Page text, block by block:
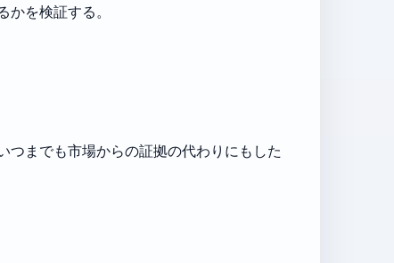
を検証する。
つまでも市場からの証拠の代わりにもした